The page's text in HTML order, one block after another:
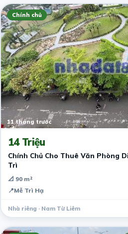
Chính chủ
11 tháng trước
14 Triệu
Chính Chủ Cho Thuê Văn Phòng
Trì
📐 90 m²
📍Mễ Trì Hạ
Nhà riêng · Nam Từ Liêm